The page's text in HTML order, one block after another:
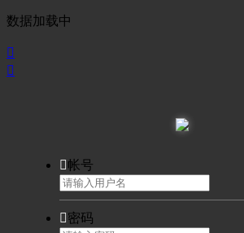
数据加载中


帐号
密码